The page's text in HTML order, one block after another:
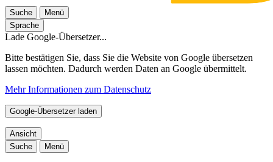
Suche
Menü
Sprache
Lade Google-Übersetzer...
Bitte bestätigen Sie, dass Sie die Website von Google übersetzen
lassen möchten. Dadurch werden Daten an Google übermittelt.
Mehr Informationen zum Datenschutz
Google-Übersetzer laden
Ansicht
Suche
Menü